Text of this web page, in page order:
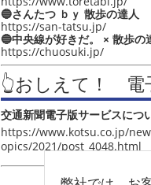
🔵さんたつ ｂｙ 散歩の達人
https://san-tatsu.jp/
🔵中央線が好きだ。 × 散歩の
https://chuosuki.jp/
👆おしえて！ 電
交通新聞電子版サービスにつ
https://www.kotsu.co.jp/
opics/2021/post_4048.html